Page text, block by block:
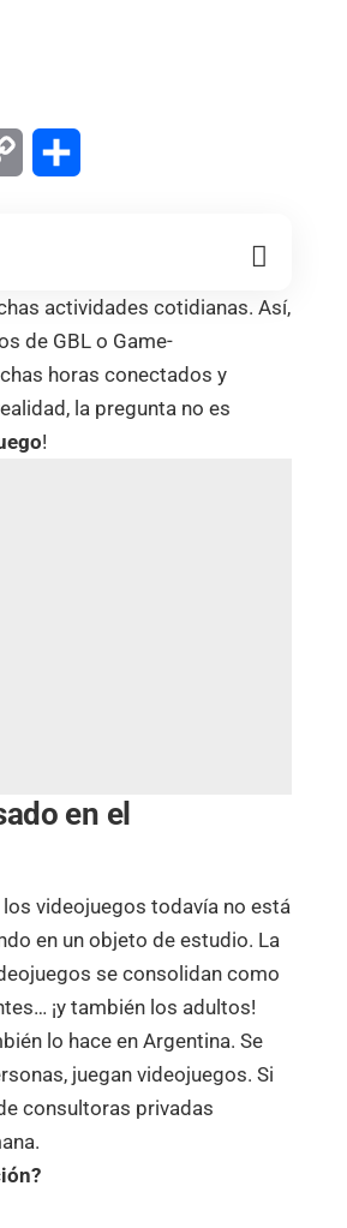
Copy
actividades cotidianas. Así,
de GBL o Game-
horas conectados y
la pregunta no es
!
en el
videojuegos todavía no está
en un objeto de estudio. La
se consolidan como
¡y también los adultos!
lo hace en Argentina. Se
juegan videojuegos. Si
consultoras privadas